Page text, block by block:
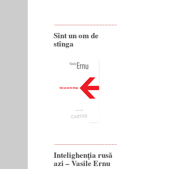
Sînt un om de
stînga
Intelighenţia rusă
azi – Vasile Ernu